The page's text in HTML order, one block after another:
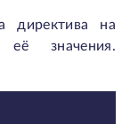
директива на
значения.